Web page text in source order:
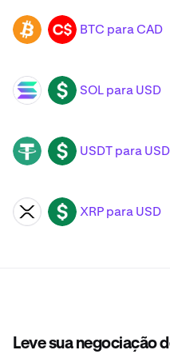
BTC CAD BTC para CAD
SOL USD SOL para USD
USDT USD USDT para USD
XRP USD XRP para USD
Leve sua negociação